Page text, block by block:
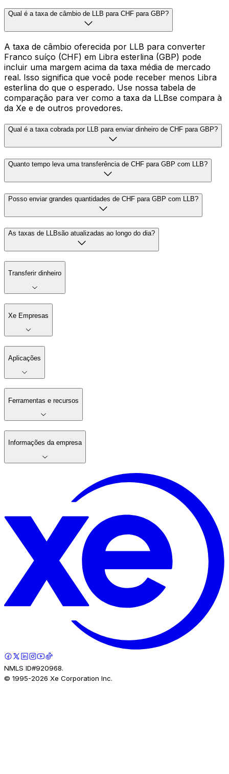
Qual é a taxa de câmbio de LLB para CHF para GBP?
A taxa de câmbio oferecida por LLB para converter
Franco suíço (CHF) em Libra esterlina (GBP) pode
incluir uma margem acima da taxa média de mercado
real. Isso significa que você pode receber menos Libra
esterlina do que o esperado. Use nossa tabela de
comparação para ver como a taxa da LLBse compara à
da Xe e de outros provedores.
Qual é a taxa cobrada por LLB para enviar dinheiro de CHF para GBP?
Quanto tempo leva uma transferência de CHF para GBP com LLB?
Posso enviar grandes quantidades de CHF para GBP com LLB?
As taxas de LLBsão atualizadas ao longo do dia?
Transferir dinheiro
Xe Empresas
Aplicações
Ferramentas e recursos
Informações da empresa
NMLS ID#920968.
© 1995-2026 Xe Corporation Inc.